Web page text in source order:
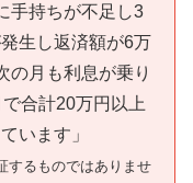
手持ちが不足し3
生し返済額が6万
の月も利息が乗り
合計20万円以上
います」
するものではありませ